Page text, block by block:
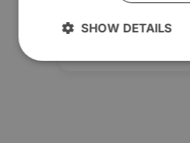
SHOW DETAILS